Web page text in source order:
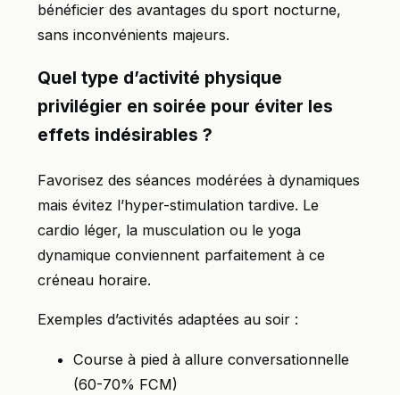
bénéficier des avantages du sport nocturne,
sans inconvénients majeurs.
Quel type d’activité physique
privilégier en soirée pour éviter les
effets indésirables ?
Favorisez des séances modérées à dynamiques
mais évitez l’hyper-stimulation tardive. Le
cardio léger, la musculation ou le yoga
dynamique conviennent parfaitement à ce
créneau horaire.
Exemples d’activités adaptées au soir :
Course à pied à allure conversationnelle
(60-70% FCM)